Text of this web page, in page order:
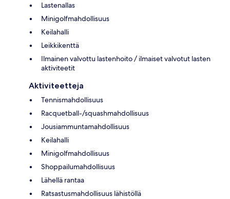
Lastenallas
Minigolfmahdollisuus
Keilahalli
Leikkikenttä
Ilmainen valvottu lastenhoito / ilmaiset valvotut lasten
aktiviteetit
Aktiviteetteja
Tennismahdollisuus
Racquetball-/squashmahdollisuus
Jousiammuntamahdollisuus
Keilahalli
Minigolfmahdollisuus
Shoppailumahdollisuus
Lähellä rantaa
Ratsastusmahdollisuus lähistöllä